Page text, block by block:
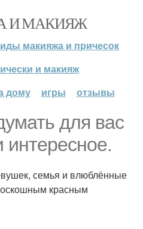
И МАКИЯЖ
макияжа и причесок
и макияж
дому
игры отзывы
для вас
интересное.
семья и влюблённые
красным